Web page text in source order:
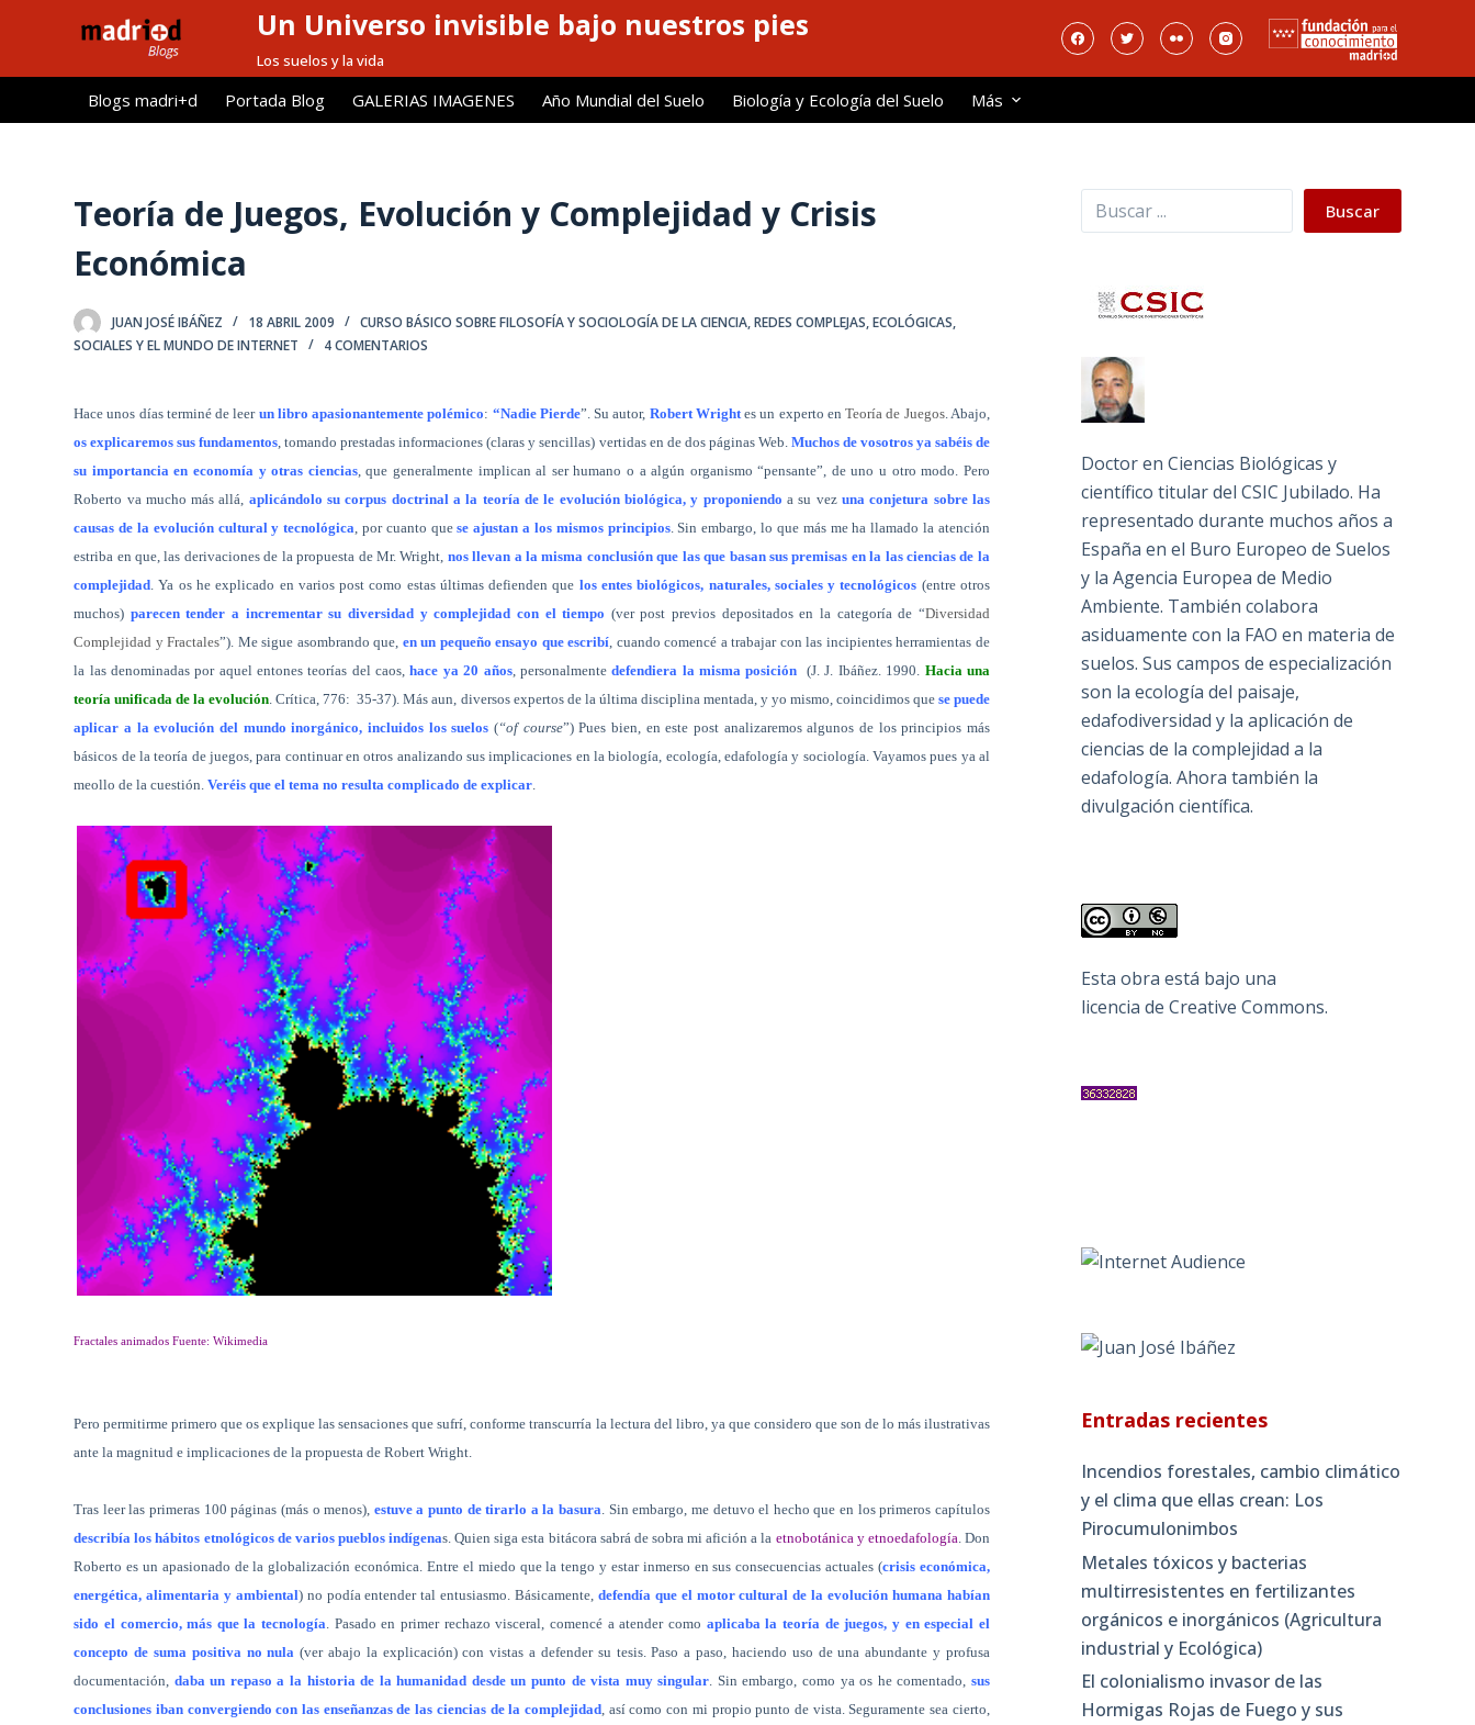
l
Un Universo invisible bajo nuestros pies
Los suelos y la vida
Blogs madri+d Portada Blog GALERIAS IMAGENES Año Mundial del Suelo Biología y Ecología del Suelo Más
Teoría de Juegos, Evolución y Complejidad y Crisis
Económica
JUAN JOSÉ IBÁÑEZ 18 ABRIL 2009 CURSO BÁSICO SOBRE FILOSOFÍA Y SOCIOLOGÍA DE LA CIENCIA,REDES COMPLEJAS, ECOLÓGICAS,
SOCIALES Y EL MUNDO DE INTERNET
4 COMENTARIOS
Hace unos días terminé de leer un libro apasionantemente polémico: “Nadie Pierde”. Su autor, Robert Wrightes un experto enTeoría de Juegos. Abajo,
os explicaremos sus fundamentos, tomando prestadas informaciones (claras y sencillas) vertidas en de dos páginas Web. Muchos de vosotros ya sabéis de
su importancia en economía y otras ciencias, que generalmente implican al ser humano o a algún organismo “pensante”, de uno u otro modo. Pero
Roberto va mucho más allá, aplicándolo su corpus doctrinal a la teoría de le evolución biológica, y proponiendo a su vezuna conjetura sobre las
causas de la evolución cultural y tecnológica, por cuanto quese ajustan a los mismos principios. Sin embargo, lo que más me ha llamado la atención
estriba en que, las derivaciones de la propuesta de Mr. Wright, nos llevan a la misma conclusión que las que basan sus premisas en la las ciencias de la
complejidad. Ya os he explicado en varios post como estas últimas defienden que los entes biológicos, naturales, sociales y tecnológicos (entre otros
muchos) parecen tender a incrementar su diversidad y complejidad con el tiempo (ver post previos depositados en la categoría de “Diversidad
Complejidad y Fractales”). Me sigue asombrando que, en un pequeño ensayo que escribí, cuando comencé a trabajar con las incipientes herramientas de
la las denominadas por aquel entones teorías del caos,hace ya 20 años, personalmentedefendiera la misma posición (J. J. Ibáñez. 1990. Hacia una
teoría unificada de la evolución. Crítica, 776: 35-37). Más aun, diversos expertos de la última disciplina mentada, y yo mismo, coincidimos que se puede
aplicar a la evolución del mundo inorgánico, incluidos los suelos (“of course”) Pues bien, en este post analizaremos algunos de los principios más
básicos de la teoría de juegos, para continuar en otros analizando sus implicaciones en la biología, ecología, edafología y sociología. Vayamos pues ya al
meollo de la cuestión.Veréis que el tema no resulta complicado de explicar.
Fractales animados Fuente: Wikimedia
Pero permitirme primero que os explique las sensaciones que sufrí, conforme transcurría la lectura del libro, ya que considero que son de lo más ilustrativas
ante la magnitud e implicaciones de la propuesta de Robert Wright.
Tras leer las primeras 100 páginas (más o menos), estuve a punto de tirarlo a la basura. Sin embargo, me detuvo el hecho que en los primeros capítulos
describía los hábitos etnológicos de varios pueblos indígenas. Quien siga esta bitácora sabrá de sobra mi afición a la etnobotánica y etnoedafología. Don
Roberto es un apasionado de la globalización económica. Entre el miedo que la tengo y estar inmerso en sus consecuencias actuales (crisis económica,
energética, alimentaria y ambiental) no podía entender tal entusiasmo. Básicamente, defendía que el motor cultural de la evolución humana habían
sido el comercio, más que la tecnología. Pasado en primer rechazo visceral, comencé a atender como aplicaba la teoría de juegos, y en especial el
concepto de suma positiva no nula (ver abajo la explicación) con vistas a defender su tesis. Paso a paso, haciendo uso de una abundante y profusa
documentación, daba un repaso a la historia de la humanidad desde un punto de vista muy singular. Sin embargo, como ya os he comentado, sus
conclusiones iban convergiendo con las enseñanzas de las ciencias de la complejidad, así como con mi propio punto de vista. Seguramente sea cierto,
Buscar Buscar
Doctor en Ciencias Biológicas y
científico titular del CSIC Jubilado. Ha
representado durante muchos años a
España en el Buro Europeo de Suelos
y la Agencia Europea de Medio
Ambiente. También colabora
asiduamente con la FAO en materia de
suelos. Sus campos de especialización
son la ecología del paisaje,
edafodiversidad y la aplicación de
ciencias de la complejidad a la
edafología. Ahora también la
divulgación científica.
Esta obra está bajo una
licencia de Creative Commons.
Entradas recientes
Incendios forestales, cambio climático
y el clima que ellas crean: Los
Pirocumulonimbos
Metales tóxicos y bacterias
multirresistentes en fertilizantes
orgánicos e inorgánicos (Agricultura
industrial y Ecológica)
El colonialismo invasor de las
Hormigas Rojas de Fuego y sus